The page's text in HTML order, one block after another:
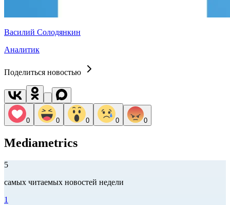
Василий Солодянкин
Аналитик
Поделиться новостью
0 0 0 0 0
Mediametrics
5
самых читаемых новостей недели
1